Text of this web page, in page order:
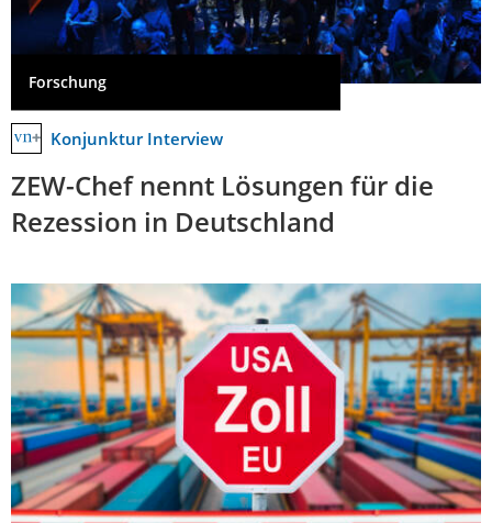
Forschung
Konjunktur Interview
ZEW-Chef nennt Lösungen für die
Rezession in Deutschland